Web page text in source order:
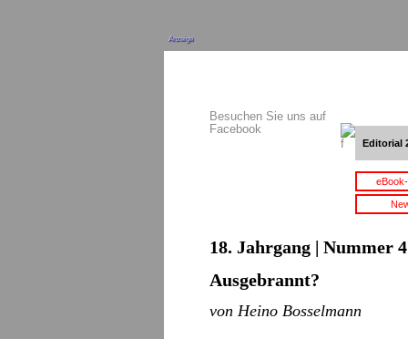
Anzeige
Besuchen Sie uns auf
Facebook
Editorial
18. Jahrgang | Nummer
Ausgebrannt?
von Heino Bosselmann